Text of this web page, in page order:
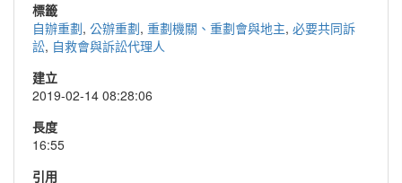
標籤
自辦重劃, 公辦重劃, 重劃機關、重劃會與地主, 必要共同訴
訟, 自救會與訴訟代理人
建立
2019-02-14 08:28:06
長度
16:55
引用